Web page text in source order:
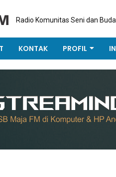
Radio Komunitas Seni dan
KONTAK PROFIL